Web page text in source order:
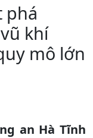
phá
khí
mô lớn
an Hà Tĩnh